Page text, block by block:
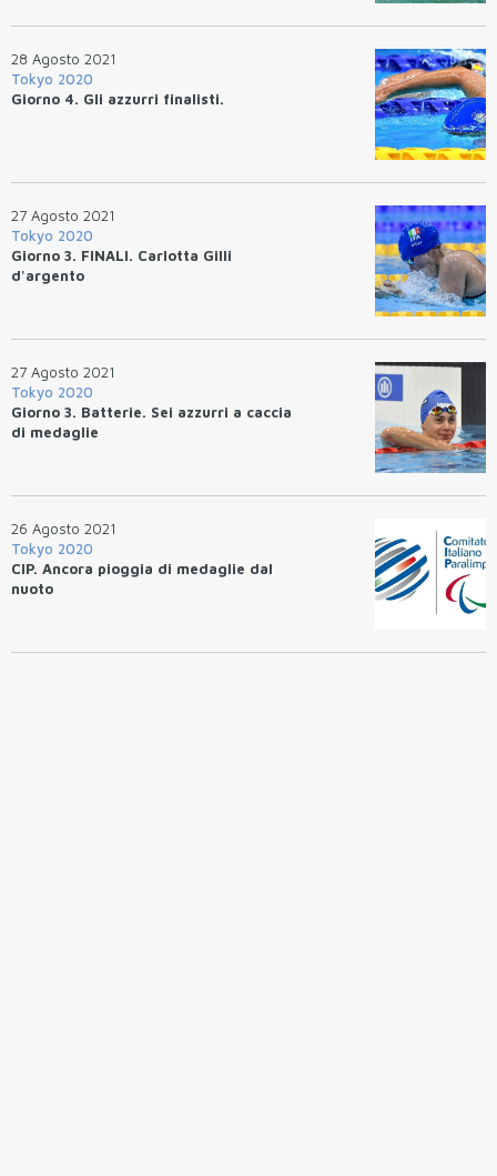
28 Agosto 2021
Tokyo 2020
Giorno 4. Gli azzurri finalisti.
27 Agosto 2021
Tokyo 2020
Giorno 3. FINALI. Carlotta Gilli
d'argento
27 Agosto 2021
Tokyo 2020
Giorno 3. Batterie. Sei azzurri a caccia
di medaglie
26 Agosto 2021
Tokyo 2020
CIP. Ancora pioggia di medaglie dal
nuoto